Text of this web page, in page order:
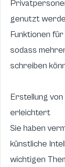
genutzt
Funktionen
sodass
schreiben
Erstellung von
erleichtert
Sie haben
künstliche
wichtigen